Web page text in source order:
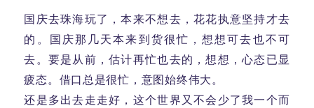
国庆去珠海玩了，本来不想去，花花执意坚持才去
的。国庆那几天本来到货很忙，想想可去也不可
去。要是从前，估计再忙也去的，想想，心态已显
疲态。借口总是很忙，意图始终伟大。
还是多出去走走好，这个世界又不会少了我一个而